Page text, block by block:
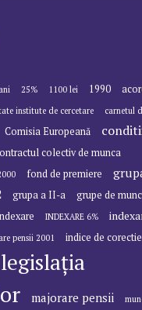
25% 1100 lei 1990
institute de cercetare
carnetul
Comisia Europeană
colectiv de munca
fond de premiere
grupa a II-a grupe de
INDEXARE 6%
pensii 2001 indice de corectie
legislația
majorare pensii